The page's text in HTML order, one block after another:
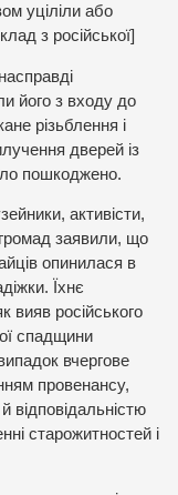
уціліли або
з російської]
його з входу до
різьблення і
дверей із
пошкоджено.
активісти,
заявили, що
опинилася в
Їхнє
вияв російського
спадщини
вчергове
провенансу,
відповідальністю
старожитностей і